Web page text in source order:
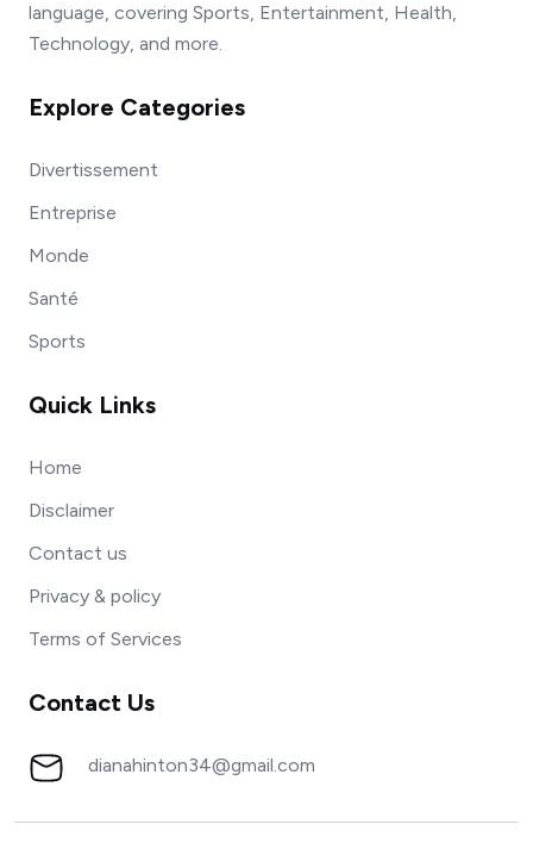
language, covering Sports, Entertainment, Health,
Technology, and more.
Explore Categories
Divertissement
Entreprise
Monde
Santé
Sports
Quick Links
Home
Disclaimer
Contact us
Privacy & policy
Terms of Services
Contact Us
dianahinton34@gmail.com